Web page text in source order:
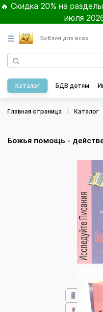
🔥 Скидка 20% на
июля
☰ Библия для всех
Каталог БДВ детям
Главная страница Каталог
Божья помощь -